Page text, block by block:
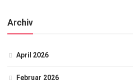
Archiv
April 2026
Februar 2026